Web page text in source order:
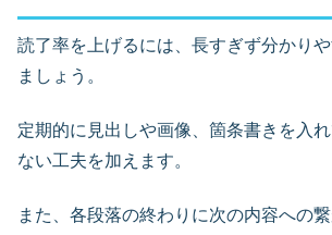
読了率を上げるには、長すぎず分かり
ましょう。
定期的に見出しや画像、箇条書きを入
ない工夫を加えます。
また、各段落の終わりに次の内容への